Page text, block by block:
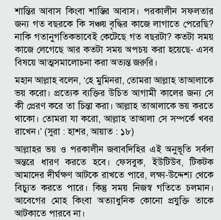
শান্তির আবাস কিংবা শাস্তির আবাস। পরকালীন সফলতার
জন্য গত বছরকে কি সঞ্চয় বৃদ্ধির কাজে লাগাতে পেরেছি?
নাকি গতানুগতিকভাবেই কেটেছে গত বছরটা? কতটা সময়
কাজে লেগেছে আর কতটা সময় অপচয় করা হয়েছে- এসব
বিষয়ে আত্মসমালোচনা করা অত্যন্ত জরুরি।
মহান আল্লাহ বলেন, ‘হে মুমিনরা, তোমরা আল্লাহ তাআলাকে
ভয় করো। প্রত্যেক ব্যক্তির উচিত আগামী কালের জন্য সে
কী প্রেরণ করে তা চিন্তা করা। আল্লাহ তাআলাকে ভয় করতে
থাকো। তোমরা যা করো, আল্লাহ তাআলা সে সম্পর্কে খবর
রাখেন।’ (সুরা : হাশর, আয়াত : ১৮)
আল্লাহর ভয় ও পরকালীন জবাবদিহির এই অনুভূতি সর্বদা
অন্তরে ধারণ করতে হবে। ফেসবুক, ইউটিউব, টিকটক
আমাদের দীর্ঘক্ষণ আটকে রাখতে পারে, লক্ষ্য-উদ্দেশ্য থেকে
বিচ্যুত করতে পারে। কিন্তু সময় নিজস্ব গতিতে চলমান।
আবেগের মোহ কিংবা অত্যাধুনিক কোনো প্রযুক্তি তাকে
আটকাতে পারবে না।